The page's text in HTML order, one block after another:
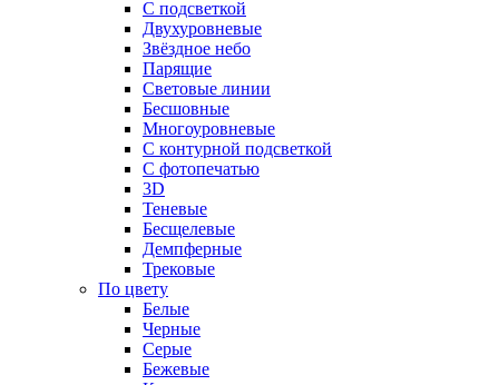
С подсветкой
Двухуровневые
Звёздное небо
Парящие
Световые линии
Бесшовные
Многоуровневые
С контурной подсветкой
С фотопечатью
3D
Теневые
Бесщелевые
Демпферные
Трековые
По цвету
Белые
Черные
Серые
Бежевые